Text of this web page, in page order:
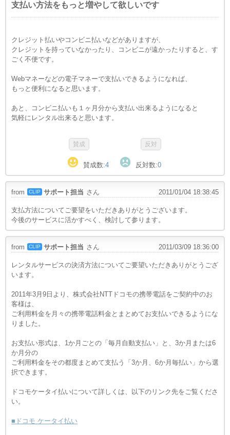
支払い方法をもっと増やして欲しいです
クレジット払いやコンビニ払いなどがありますが、
クレジットを持っていなかったり、コンビニが遠かったりすると、す
ごく不便です。
Webマネーなどの電子マネーで支払いできるようになれば、
もっと便利になると思います。
あと、コンビニ払いも１ヶ月分から支払い出来るようになると
気軽にレンタル出来ると思います。
賛成数:4 反対数:0
from CLIP サポート担当 さん 2011/01/04 18:38:45
支払方法についてご要望をいただきありがとうございます。
今後のサービスに活かすべく、検討して参ります。
from CLIP サポート担当 さん 2011/03/09 18:36:00
レンタルサービスの決済方法についてご要望いただきありがとうござ
います。
2011年3月9日より、株式会社NTTドコモの携帯電話をご契約中のお
客様は、
ご利用料金を月々の携帯電話料金とまとめてお支払いできるようにな
りました。
お支払い形式は、1か月ごとの「毎月自動支払い」と、3か月または6
か月分の
ご利用料金をその都度まとめて支払う「3か月、6か月毎払い」から選
択できます。
ドコモケータイ払いについて詳しくは、以下のリンク先をご覧くださ
い。
■ドコモ ケータイ払い